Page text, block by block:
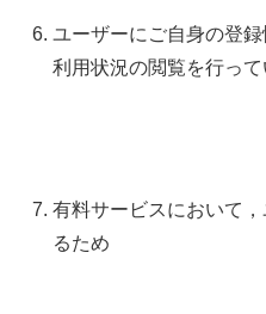
ユーザーにご自身の登
利用状況の閲覧を行っ
有料サービスにおいて
るため